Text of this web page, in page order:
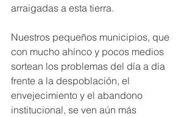
arraigadas a esta tierra.
Nuestros pequeños municipios, que
con mucho ahínco y pocos medios
sortean los problemas del día a día
frente a la despoblación, el
envejecimiento y el abandono
institucional, se ven aún más